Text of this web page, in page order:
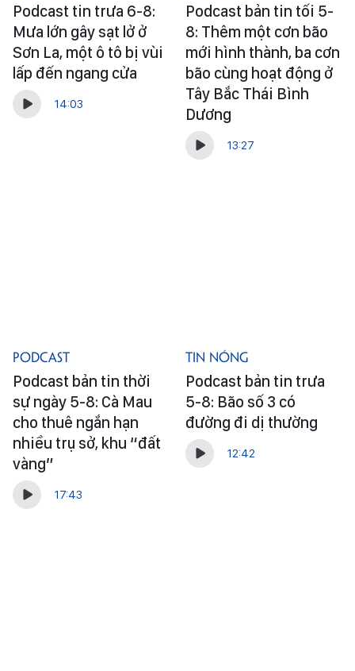
Podcast tin trưa 6-8:
Mưa lớn gây sạt lở ở
Sơn La, một ô tô bị vùi
lấp đến ngang cửa
14:03
Podcast bản tin tối 5-
8: Thêm một cơn bão
mới hình thành, ba cơn
bão cùng hoạt động ở
Tây Bắc Thái Bình
Dương
13:27
Podcast
Podcast bản tin thời
sự ngày 5-8: Cà Mau
cho thuê ngắn hạn
nhiều trụ sở, khu “đất
vàng”
17:43
Tin Nóng
Podcast bản tin trưa
5-8: Bão số 3 có
đường đi dị thường
12:42